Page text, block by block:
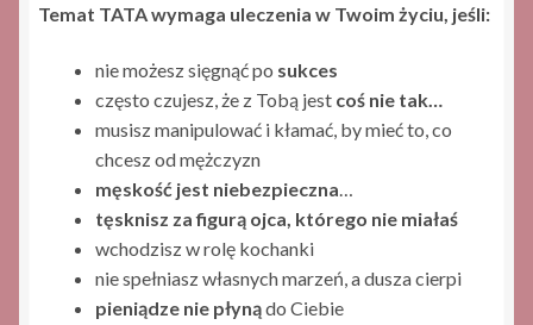
Temat TATA wymaga uleczenia w Twoim życiu, jeśli:
nie możesz sięgnąć po sukces
często czujesz, że z Tobą jest coś nie tak…
musisz manipulować i kłamać, by mieć to, co
chcesz od mężczyzn
męskość jest niebezpieczna…
tęsknisz za figurą ojca, którego nie miałaś
wchodzisz w rolę kochanki
nie spełniasz własnych marzeń, a dusza cierpi
pieniądze nie płynądo Ciebie